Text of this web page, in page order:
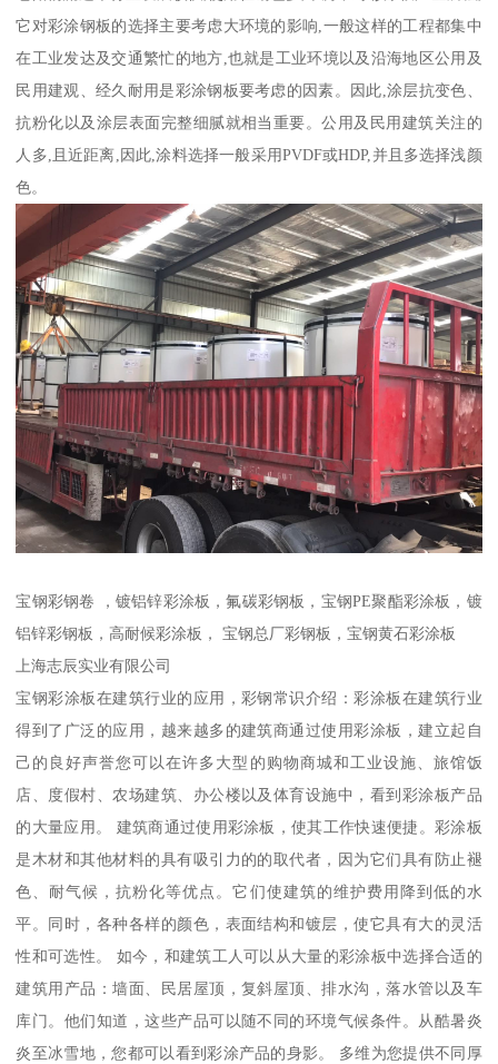
它对彩涂钢板的选择主要考虑大环境的影响,一般这样的工程都集中
在工业发达及交通繁忙的地方,也就是工业环境以及沿海地区公用及
民用建观、经久耐用是彩涂钢板要考虑的因素。因此,涂层抗变色、
抗粉化以及涂层表面完整细腻就相当重要。公用及民用建筑关注的
人多,且近距离,因此,涂料选择一般采用PVDF或HDP,并且多选择浅颜
色。
宝钢彩钢卷 ，镀铝锌彩涂板，氟碳彩钢板，宝钢PE聚酯彩涂板，镀
铝锌彩钢板，高耐候彩涂板， 宝钢总厂彩钢板，宝钢黄石彩涂板
上海志辰实业有限公司
宝钢彩涂板在建筑行业的应用，彩钢常识介绍：彩涂板在建筑行业
得到了广泛的应用，越来越多的建筑商通过使用彩涂板，建立起自
己的良好声誉您可以在许多大型的购物商城和工业设施、旅馆饭
店、度假村、农场建筑、办公楼以及体育设施中，看到彩涂板产品
的大量应用。 建筑商通过使用彩涂板，使其工作快速便捷。彩涂板
是木材和其他材料的具有吸引力的的取代者，因为它们具有防止褪
色、耐气候，抗粉化等优点。它们使建筑的维护费用降到低的水
平。同时，各种各样的颜色，表面结构和镀层，使它具有大的灵活
性和可选性。 如今，和建筑工人可以从大量的彩涂板中选择合适的
建筑用产品：墙面、民居屋顶，复斜屋顶、排水沟，落水管以及车
库门。他们知道，这些产品可以随不同的环境气候条件。从酷暑炎
炎至冰雪地，您都可以看到彩涂产品的身影。 多维为您提供不同厚